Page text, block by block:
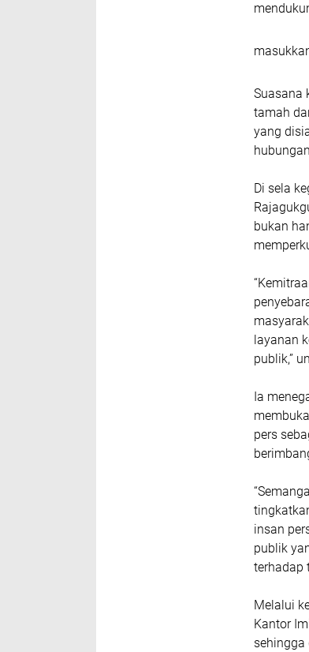
Suasana
tamah
yang
Di sela
bukan
layanan
publik,”
Ia
pers
insan
publik
terhadap
Melalui
Kantor